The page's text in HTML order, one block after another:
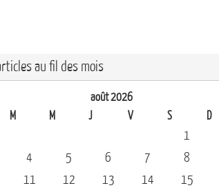
au fil des mois
août 2026
M M J V S D
1
4 5 6 7 8
11 12 13 14 15